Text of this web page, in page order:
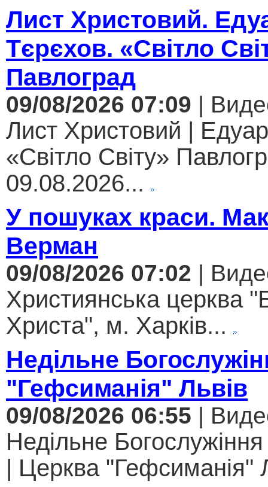
Лист Христовий.
Тєрєхов. «Світло
Павлоград
09/08/2026 07:09 |
Лист Христовий |
«Світло Світу»
09.08.2026...
У пошуках краси.
Верман
09/08/2026 07:02 |
Християнська церква
Христа", м. Харків...
Недільне
"Гефсиманія" Львів
09/08/2026 06:55 |
Недільне
| Церква "Гефсиманія"